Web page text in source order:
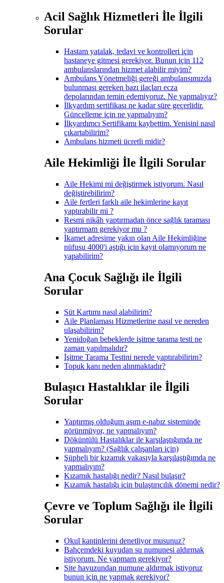
Acil Sağlık Hizmetleri İle İlgili
Sorular
Hastam yatalak, tedavi ve kontrolleri için
hastaneye gitmesi gerekiyor. Bunun için 112
ambulanslarından hizmet alabilir miyim?
Ambulans Yönetmeliği gereği ambulansımızda
bulunması gereken bazı ilaçları ecza
depolarından temin edemiyoruz. Ne yapmalıyız?
İlkyardım sertifikası ne kadar süre geçerlidir.
Güncelleme için ne yapmalıyım?
İlkyardımcı Sertifikamı kaybettim. Yenisini nasıl
çıkartabilirim?
Ambulans hizmeti ücretli midir?
Aile Hekimliği İle İlgili Sorular
Aile Hekimi mi değiştirmek istiyorum. Nasıl
değiştirebilirim?
Aile fertleri farklı aile hekimlerine kayıt
yaptırabilir mi ?
Resmi nikâh yaptırmadan önce sağlık taraması
yaptırmam gerekiyor mu ?
İkamet adresime yakın olan Aile Hekimliğine
nüfusu 4000'i aştığı için kayıt olamıyorum ne
yapabilirim?
Ana Çocuk Sağlığı ile İlgili
Sorular
Süt Kartımı nasıl alabilirim?
Aile Planlaması Hizmetlerine nasıl ve nereden
ulaşabilirim?
Yenidoğan bebeklerde işitme tarama testi ne
zaman yapılmalıdır?
İşitme Tarama Testini nerede yaptırabilirim?
Topuk kanı neden alınmaktadır?
Bulaşıcı Hastalıklar ile İlgili
Sorular
Yaptırmış olduğum aşım e-nabız sisteminde
görünmüyor, ne yapmalıyım?
Döküntülü Hastalıklar ile karşılaştığımda ne
yapmalıyım? (Sağlık çalışanları için)
Şüpheli bir kızamık vakasıyla karşılaştığımda ne
yapmalıyım?
Kızamık hastalığı nedir? Nasıl bulaşır?
Kızamık hastalığı için bulaştırıcılık dönemi nedir?
Çevre ve Toplum Sağlığı ile İlgili
Sorular
Okul kantinlerini denetliyor musunuz?
Bahçemdeki kuyudan su numunesi aldırmak
istiyorum. Ne yapmam gerekiyor?
Site havuzundan numune aldırmak istiyoruz
bunun için ne yapmak gerekiyor?